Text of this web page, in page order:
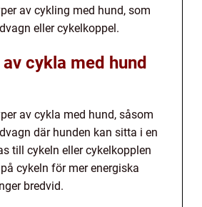
av cykling med hund, som
eller cykelkoppel.
cykla med hund
av cykla med hund, såsom
där hunden kan sitta i en
till cykeln eller cykelkopplen
cykeln för mer energiska
bredvid.